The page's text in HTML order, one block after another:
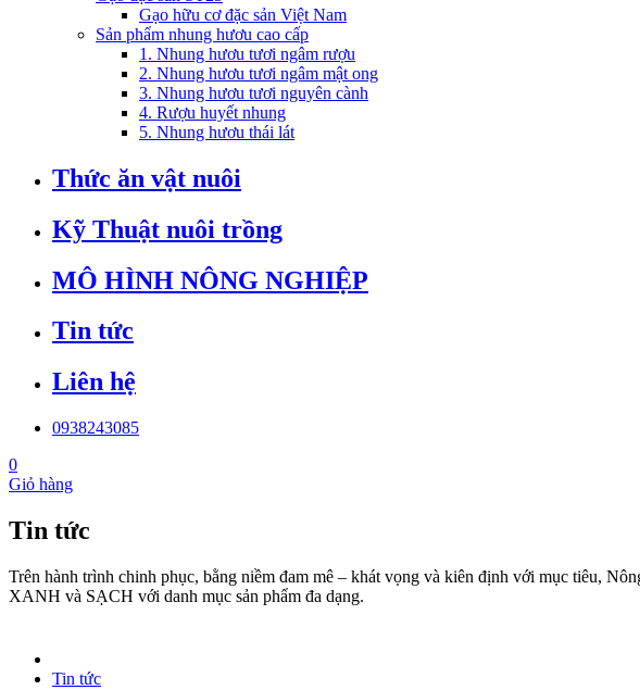
Gạo hữu cơ đặc sản Việt Nam
Sản phẩm nhung hươu cao cấp
1. Nhung hươu tươi ngâm rượu
2. Nhung hươu tươi ngâm mật ong
3. Nhung hươu tươi nguyên cành
4. Rượu huyết nhung
5. Nhung hươu thái lát
Thức ăn vật nuôi
Kỹ Thuật nuôi trồng
MÔ HÌNH NÔNG NGHIỆP
Tin tức
Liên hệ
0938243085
0
Giỏ hàng
Tin tức
Trên hành trình chinh phục, bằng niềm đam mê – khát vọng và kiên định với mục tiêu,
XANH và SẠCH với danh mục sản phẩm đa dạng.
Tin tức